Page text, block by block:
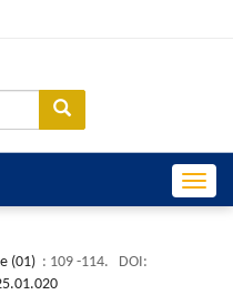
(01) : 109 -114.
DOI: